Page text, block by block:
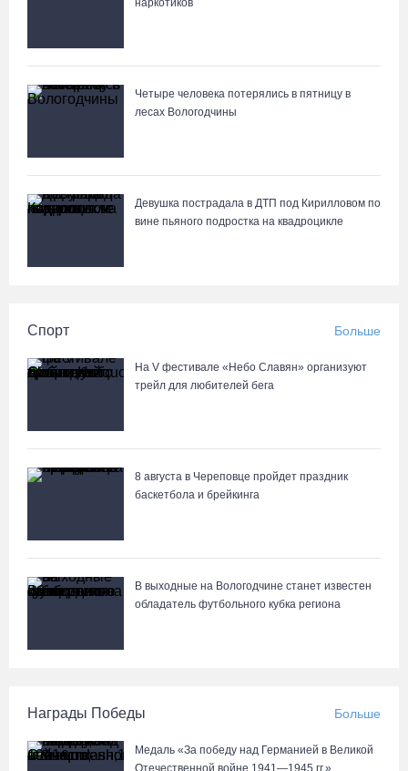
наркотиков
Четыре человека потерялись в пятницу в
лесах Вологодчины
Девушка пострадала в ДТП под Кирилловом по
вине пьяного подростка на квадроцикле
Спорт Больше
На V фестивале «Небо Славян» организуют
трейл для любителей бега
8 августа в Череповце пройдет праздник
баскетбола и брейкинга
В выходные на Вологодчине станет известен
обладатель футбольного кубка региона
Награды Победы Больше
Медаль «За победу над Германией в Великой
Отечественной войне 1941—1945 гг.»